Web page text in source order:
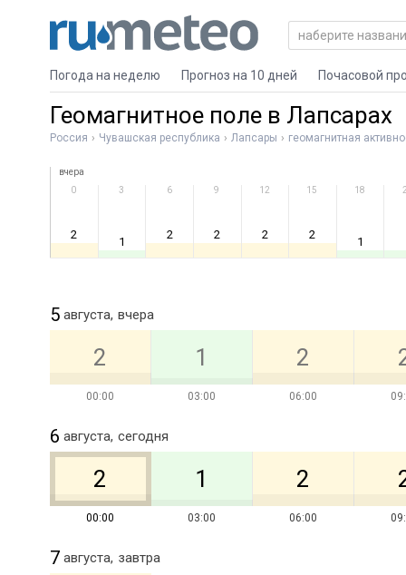
Погода на неделю Прогноз на 10 дней Почасовой
Геомагнитное поле в Лапсарах
Россия Чувашская республика Лапсары геомагнитная
вчера
0
2
3
1
6
2
9
2
12
2
15
2
18
1
5 августа, вчера
00:00
2
03:00
1
06:00
2
6 августа, сегодня
00:00
2
03:00
1
06:00
2
7 августа, завтра